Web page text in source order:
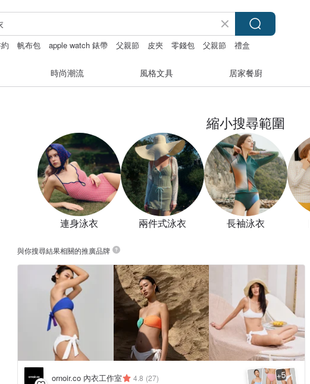
帆布包 apple watch 錶帶 父親節 皮夾 零錢包 父親節 禮盒
時尚潮流 風格文具 居家餐廚
縮小搜尋範圍
連身泳衣 兩件式泳衣 長袖泳衣
與你搜尋結果相關的推廣品牌
ornoir.co 內衣工作室 4.8 (27) +5